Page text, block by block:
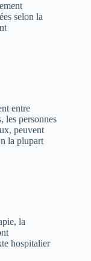
selon la
entre
les personnes
peuvent
la plupart
la
hospitalier